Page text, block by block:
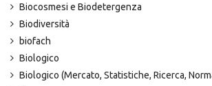
Biocosmesi e Biodetergenza
Biodiversità
biofach
Biologico
Biologico (Mercato, Statistiche, Ricerca,